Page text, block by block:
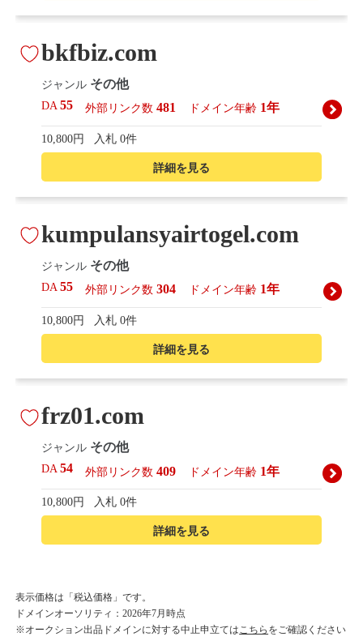
詳細を見る
bkfbiz.com
ジャンル その他
DA55 外部リンク数 481 ドメイン年齢 1年
10,800円 入札 0件
詳細を見る
kumpulansyairtogel.com
ジャンル その他
DA55 外部リンク数 304 ドメイン年齢 1年
10,800円 入札 0件
詳細を見る
frz01.com
ジャンル その他
DA54 外部リンク数 409 ドメイン年齢 1年
10,800円 入札 0件
korean-beautyshop.com
ジャンルその他
表示価格は「税込価格」です。
ドメインオーソリティ：2026年7月時点
※オークション出品ドメインに対する中止申立てはこちら をご確認ください